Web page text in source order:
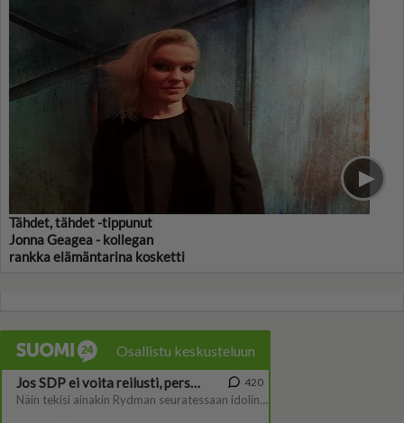
Tähdet, tähdet -tippunut
Jonna Geagea - kollegan
rankka elämäntarina kosketti